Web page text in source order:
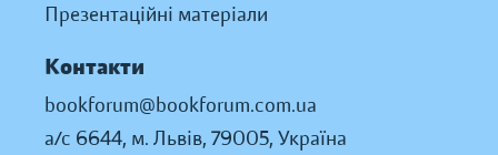
Презентаційні матеріали
Контакти
bookforum@bookforum.com.ua
а/с 6644, м. Львів, 79005, Україна